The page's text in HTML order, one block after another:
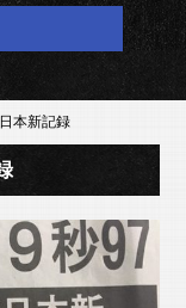
本新記録